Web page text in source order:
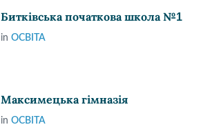
Битківська початкова школа №1
in ОСВІТА
Максимецька гімназія
in ОСВІТА